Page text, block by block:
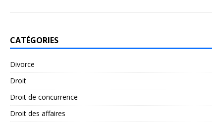
CATÉGORIES
Divorce
Droit
Droit de concurrence
Droit des affaires